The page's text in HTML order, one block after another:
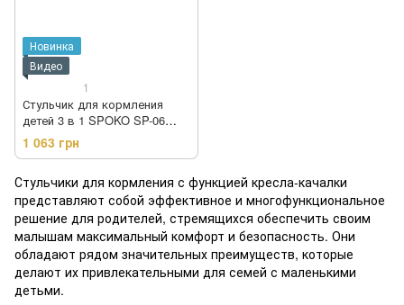
Новинка
Видео
1
Стульчик для кормления
детей 3 в 1 SPOKO SP-06
зеленый (42400349)
1 063 грн
Стульчики для кормления с функцией кресла-качалки
представляют собой эффективное и многофункциональное
решение для родителей, стремящихся обеспечить своим
малышам максимальный комфорт и безопасность. Они
обладают рядом значительных преимуществ, которые
делают их привлекательными для семей с маленькими
детьми.